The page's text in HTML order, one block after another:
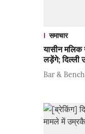
समाचार
यासीन
लड़ेंगे; दिल्ली
Bar & Bench